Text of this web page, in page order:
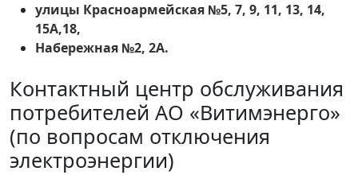
улицы Красноармейская №5, 7, 9, 11, 13, 14,
15А,18,
Набережная №2, 2А.
Контактный центр обслуживания
потребителей АО «Витимэнерго»
(по вопросам отключения
электроэнергии)